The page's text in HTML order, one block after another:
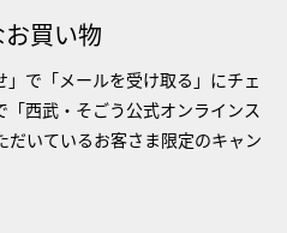
買い物
」で「メールを受け取る」にチェ
西武・そごう公式オンラインス
だいているお客さま限定のキャン